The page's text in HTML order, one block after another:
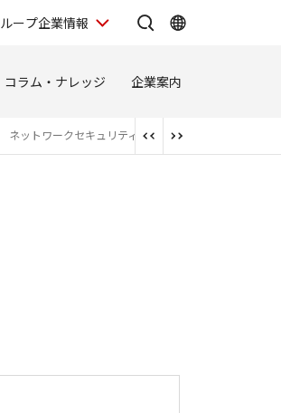
ープ企業情報
コラム・ナレッジ 企業案内
ネットワークセキュリティ SOCサービス
Enterprise Browser